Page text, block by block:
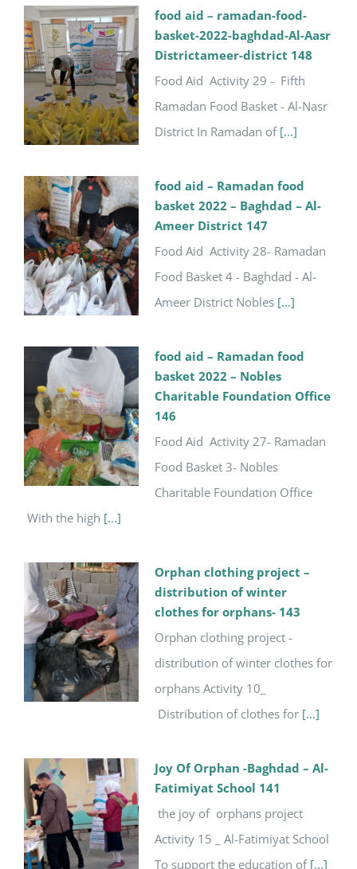
food aid – ramadan-food-
basket-2022-baghdad-Al-Aasr
Districtameer-district 148
Food Aid Activity 29 - Fifth
Ramadan Food Basket - Al-Nasr
District In Ramadan of[...]
food aid – Ramadan food
basket 2022 – Baghdad – Al-
Ameer District 147
Food Aid Activity 28- Ramadan
Food Basket 4 - Baghdad - Al-
Ameer District Nobles [...]
food aid – Ramadan food
basket 2022 – Nobles
Charitable Foundation Office
146
Food Aid Activity 27- Ramadan
Food Basket 3- Nobles
Charitable Foundation Office
With the high [...]
Orphan clothing project –
distribution of winter
clothes for orphans- 143
Orphan clothing project -
distribution of winter clothes for
orphans Activity 10_
Distribution of clothes for [...]
Joy Of Orphan -Baghdad – Al-
Fatimiyat School 141
the joy of orphans project
Activity 15 _ Al-Fatimiyat School
To support the education of[...]